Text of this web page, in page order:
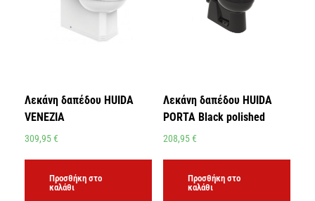
Λεκάνη δαπέδου HUIDA
VENEZIA
309,95€
Προσθήκη στο
καλάθι
Λεκάνη δαπέδου HUIDA
PORTA Black polished
208,95€
Προσθήκη στο
καλάθι